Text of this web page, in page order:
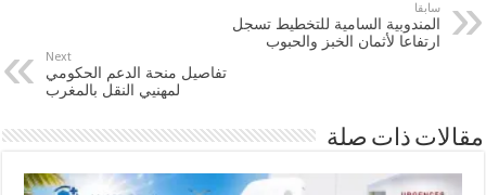
سابقا
المندوبية السامية للتخطيط تسجل
ارتفاعا لأثمان الخبز والحبوب
Next
تفاصيل منحة الدعم الحكومي
لمهنيي النقل بالمغرب
مقالات ذات صلة